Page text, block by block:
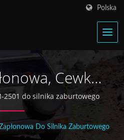
Polska
Cewka
Do Silnika
Układ
2501 do silnika zaburtowego
Do Silnika Zaburtowego